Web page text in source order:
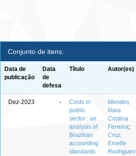
Conjunto de itens:
Data de
publicação
Data
de
defesa
Título Autor(es)
Dez-2023 -
Costs in
public
sector : an
analysis of
Brazilian
accounting
standards
Mendes,
Nara
Cristina
Ferreira;
Cruz,
Emelle
Rodrigues